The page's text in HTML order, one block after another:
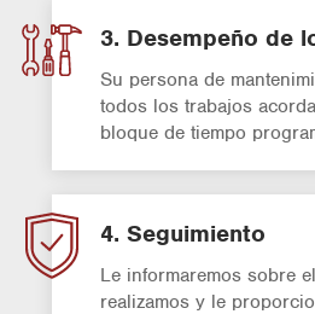
3. Desempeño de
Su persona de
todos los trabajos
bloque de tiempo
4. Seguimiento
Le informaremos sobre
realizamos y le